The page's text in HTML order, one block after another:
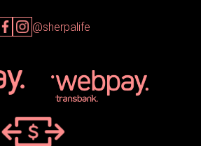
@sherpalife